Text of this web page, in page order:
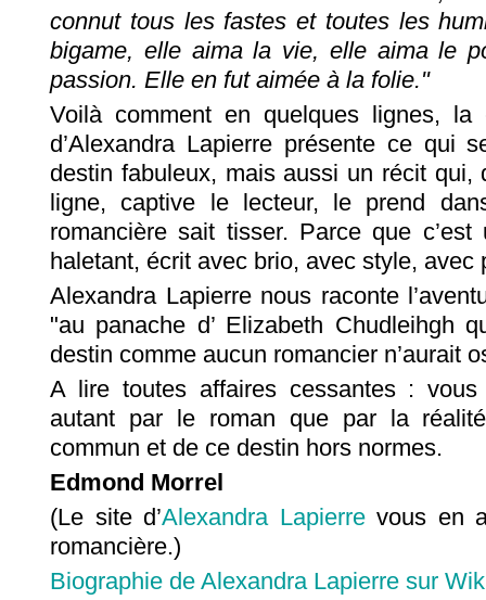
connut tous les fastes et toutes les
bigame, elle aima la vie, elle aima le
passion. Elle en fut aimée à la folie."
Voilà comment en quelques lignes, la
d’Alexandra Lapierre présente ce qui
destin fabuleux, mais aussi un récit qui,
ligne, captive le lecteur, le prend
romancière sait tisser. Parce que
haletant, écrit avec brio, avec style, avec
Alexandra Lapierre nous raconte
"au panache d’ Elizabeth Chudleihgh
destin comme aucun romancier n’aurait
A lire toutes affaires cessantes :
autant par le roman que par la
commun et de ce destin hors normes.
Edmond Morrel
(Le site d’Alexandra Lapierrevous en
romancière.)
Biographie de Alexandra Lapierre sur